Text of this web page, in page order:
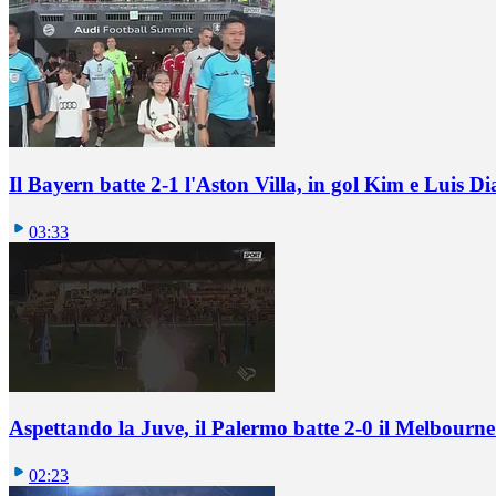
Il Bayern batte 2-1 l'Aston Villa, in gol Kim e Luis
03:33
Aspettando la Juve, il Palermo batte 2-0 il
02:23